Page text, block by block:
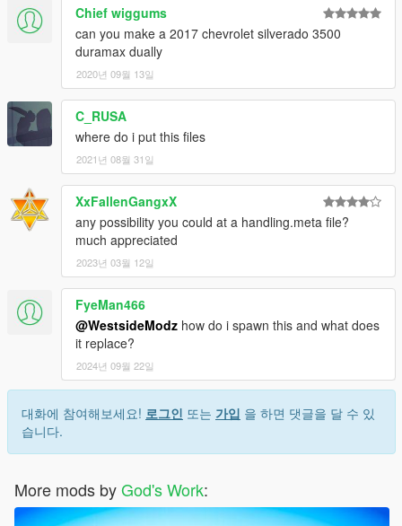
Chief wiggums
can you make a 2017 chevrolet silverado 3500
duramax dually
2020년 09월 13일
C_RUSA
where do i put this files
2021년 08월 31일
XxFallenGangxX
any possibility you could at a handling.meta file?
much appreciated
2023년 03월 12일
FyeMan466
@WestsideModz how do i spawn this and what does
it replace?
2024년 09월 22일
대화에 참여해보세요! 로그인 또는 가입 을 하면 댓글을 달 수 있
습니다.
More mods byGod's Work: